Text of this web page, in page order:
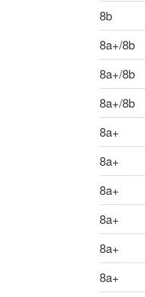
8b
8a+/8b
8a+/8b
8a+/8b
8a+
8a+
8a+
8a+
8a+
8a+